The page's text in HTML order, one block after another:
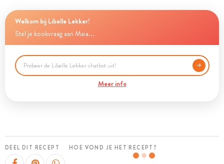
Welkom bij Libelle Lekker!
Stel je kookvraag aan Maia...
Meer info
DEEL DIT RECEPT HOE VOND JE HET RECEPT?